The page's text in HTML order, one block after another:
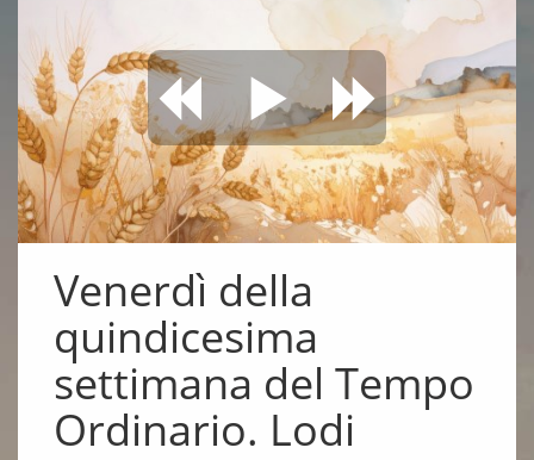
Venerdì della
quindicesima
settimana del Tempo
Ordinario. Lodi